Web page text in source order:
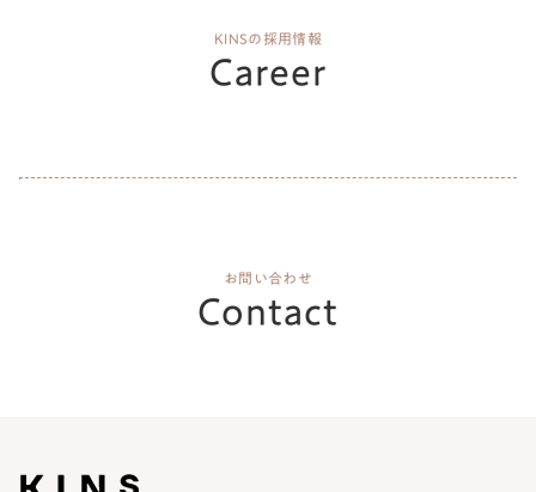
KINSの採用情報
Career
お問い合わせ
Contact